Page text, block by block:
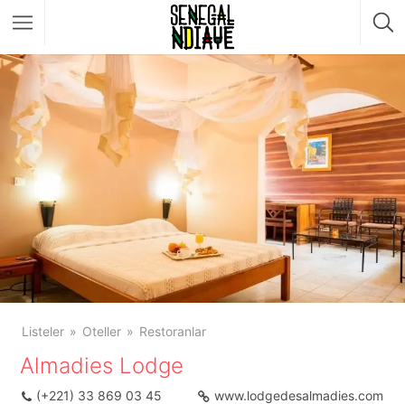
Listeler Oteller Restoranlar
Almadies Lodge
(+221) 33 869 03 45 www.lodgedesalmadies.com